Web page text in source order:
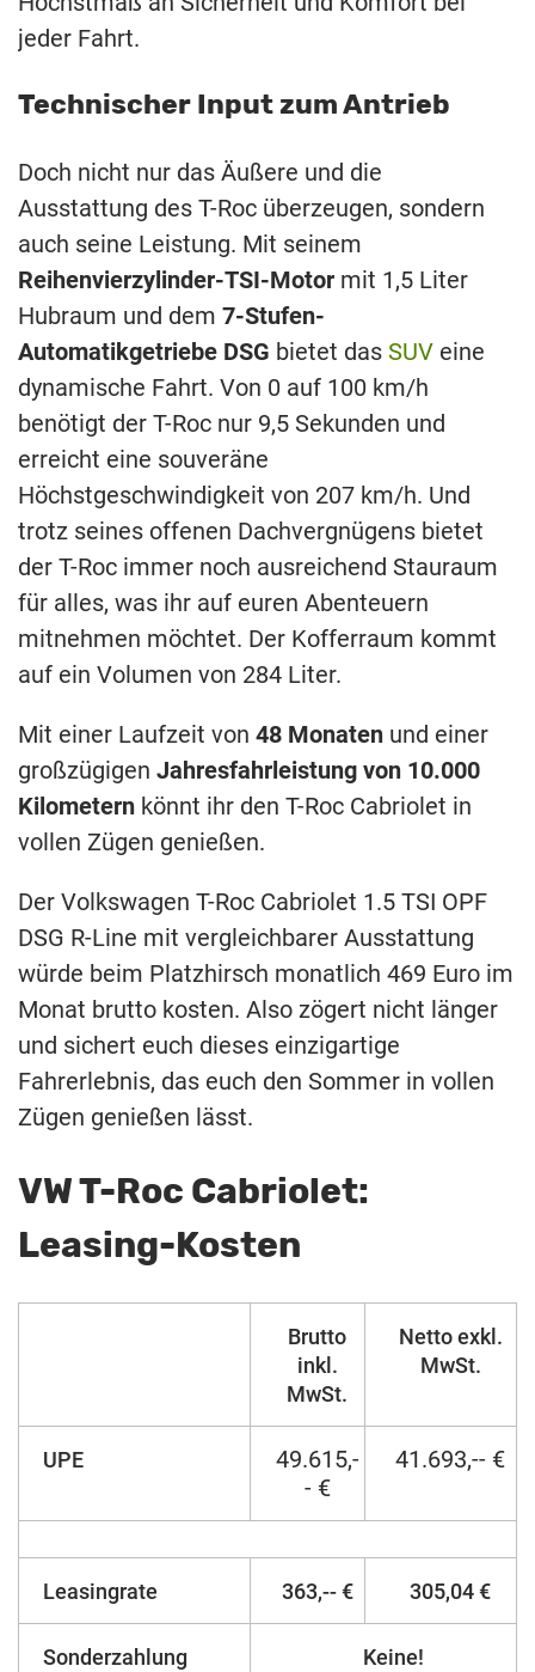
jeder Fahrt.
Technischer Input zum Antrieb
Doch nicht nur das Äußere und die
Ausstattung des T-Roc überzeugen, sondern
auch seine Leistung. Mit seinem
Reihenvierzylinder-TSI-Motor mit 1,5 Liter
Hubraum und dem 7-Stufen-
Automatikgetriebe DSG bietet das SUV eine
dynamische Fahrt. Von 0 auf 100 km/h
benötigt der T-Roc nur 9,5 Sekunden und
erreicht eine souveräne
Höchstgeschwindigkeit von 207 km/h. Und
trotz seines offenen Dachvergnügens bietet
der T-Roc immer noch ausreichend Stauraum
für alles, was ihr auf euren Abenteuern
mitnehmen möchtet. Der Kofferraum kommt
auf ein Volumen von 284 Liter.
Mit einer Laufzeit von 48 Monaten und einer
großzügigen Jahresfahrleistung von 10.000
Kilometern könnt ihr den T-Roc Cabriolet in
vollen Zügen genießen.
Der Volkswagen T-Roc Cabriolet 1.5 TSI OPF
DSG R-Line mit vergleichbarer Ausstattung
würde beim Platzhirsch monatlich 469 Euro im
Monat brutto kosten. Also zögert nicht länger
und sichert euch dieses einzigartige
Fahrerlebnis, das euch den Sommer in vollen
Zügen genießen lässt.
VW T-Roc Cabriolet:
Leasing-Kosten
Brutto
inkl.
MwSt.
Netto exkl.
MwSt.
UPE
49.615,-
- €
41.693,-- €
Leasingrate 363,-- € 305,04 €
Sonderzahlung Keine!